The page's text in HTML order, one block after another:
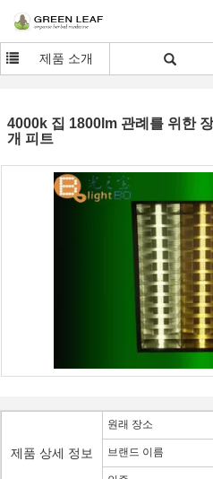
제품 소개
4000k 집 1800lm 관례를 위한
개 피트
제품 상세 정보
원래 장소
브랜드 이름